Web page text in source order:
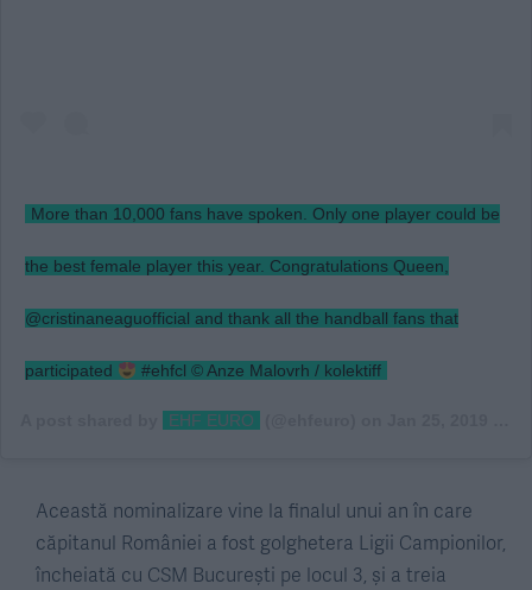
More than 10,000 fans have spoken. Only one player could be
the best female player this year. Congratulations Queen,
@cristinaneaguofficial and thank all the handball fans that
participated #ehfcl © Anze Malovrh / kolektiff
EHF EURO
Această nominalizare vine la finalul unui an în care
căpitanul României a fost golghetera Ligii Campionilor,
încheiată cu CSM București pe locul 3, și a treia